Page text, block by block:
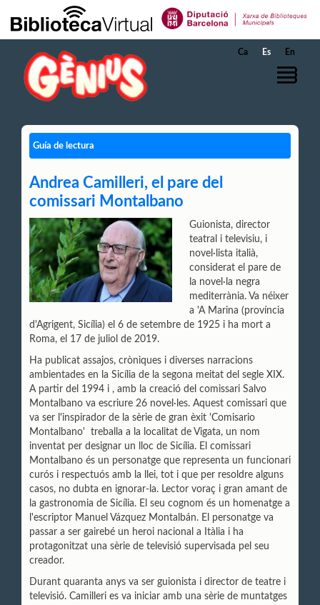
Saltar al contenido principal
Ca Es En
Guía de lectura
Andrea Camilleri, el pare del
comissari Montalbano
Guionista, director
teatral i televisiu, i
novel·lista italià,
considerat el pare de
la novel·la negra
mediterrània. Va néixer
a 'A Marina (província
d'Agrigent, Sicília) el 6 de setembre de 1925 i ha mort a
Roma, el 17 de juliol de 2019.
Ha publicat assajos, cròniques i diverses narracions
ambientades en la Sicília de la segona meitat del segle XIX.
A partir del 1994 i , amb la creació del comissari Salvo
Montalbano va escriure 26 novel·les. Aquest comissari que
va ser l'inspirador de la sèrie de gran èxit 'Comisario
Montalbano' treballa a la localitat de Vigata, un nom
inventat per designar un lloc de Sicília. El comissari
Montalbano és un personatge que representa un funcionari
curós i respectuós amb la llei, tot i que per resoldre alguns
casos, no dubta en ignorar-la. Lector voraç i gran amant de
la gastronomia de Sicília. El seu cognom és un homenatge a
l'escriptor Manuel Vázquez Montalbán. El personatge va
passar a ser gairebé un heroi nacional a Itàlia i ha
protagonitzat una sèrie de televisió supervisada pel seu
creador.
Durant quaranta anys va ser guionista i director de teatre i
televisió. Camilleri es va iniciar amb una sèrie de muntatges